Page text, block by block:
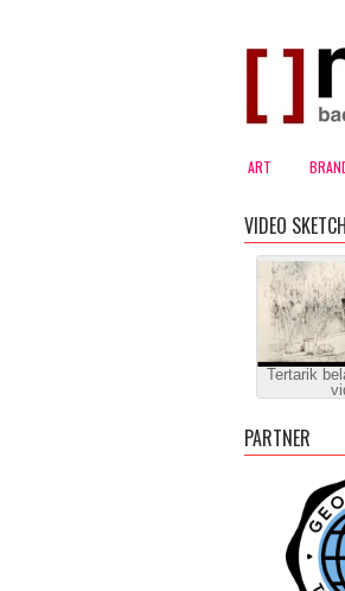
ART
VIDEO
Tertarik
PARTNER